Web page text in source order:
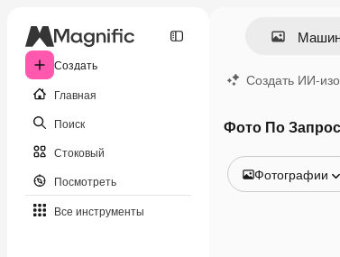
Создать
Главная
Поиск
Стоковый
Посмотреть
Все инструменты
Создать ИИ-
Фото По
Фотографии